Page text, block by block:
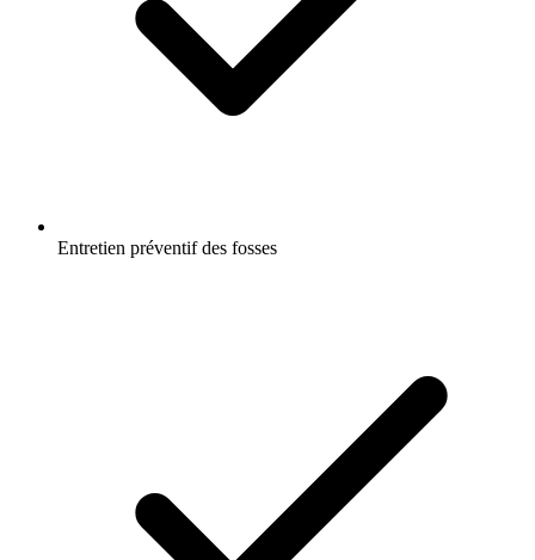
Entretien préventif des fosses